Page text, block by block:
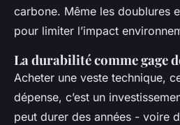
carbone. Même les doublures
pour limiter l’impact
La durabilité comme gage
Acheter une veste technique,
dépense, c’est un
peut durer des années - voire